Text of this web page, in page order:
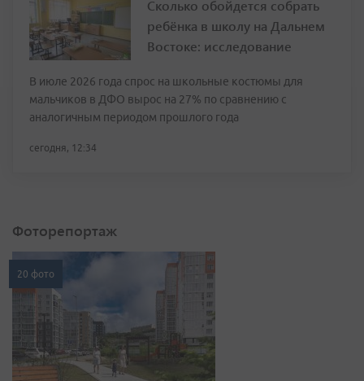
Сколько обойдется собрать
ребёнка в школу на Дальнем
Востоке: исследование
В июле 2026 года спрос на школьные костюмы для
мальчиков в ДФО вырос на 27% по сравнению с
аналогичным периодом прошлого года
сегодня, 12:34
Фоторепортаж
20 фото